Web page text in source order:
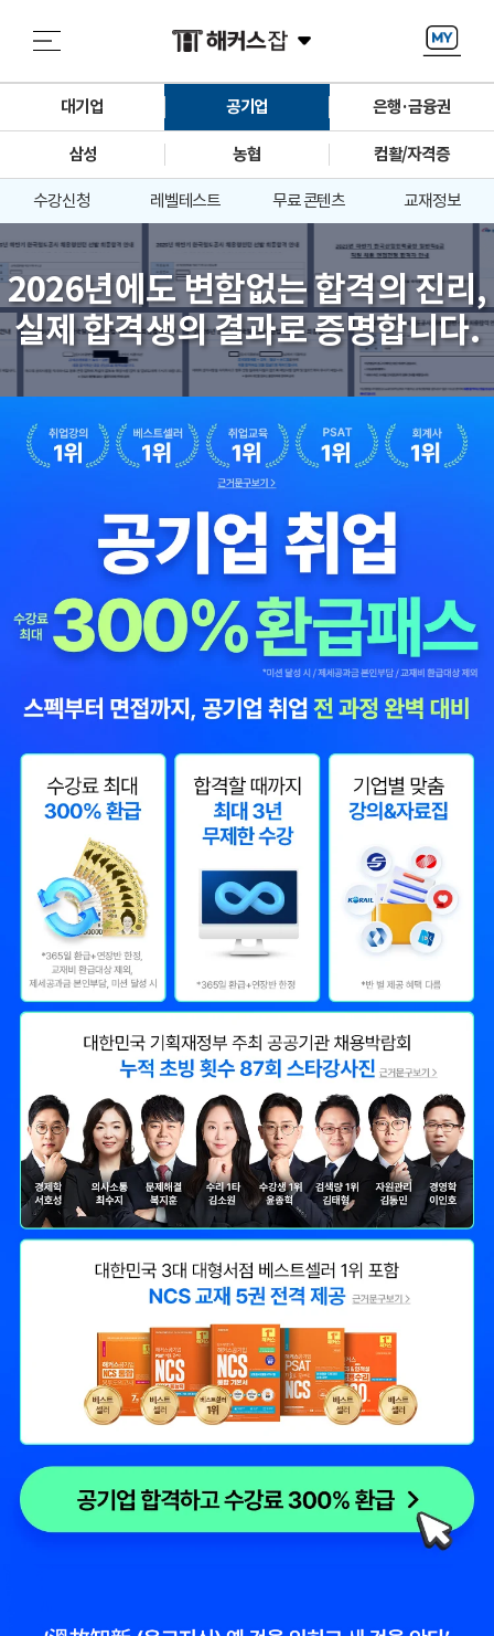
대기업 공기업 은행·금융권
삼성 농협 컴활/자격증
수강신청 레벨테스트 무료 콘텐츠 교재정보
2026년에도 변함없는 합격의 진리,
실제 합격생의 결과로 증명합니다.